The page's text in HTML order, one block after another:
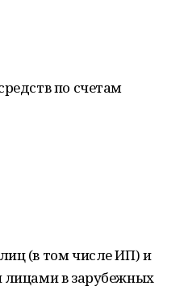
по счетам
(в том числе ИП) и
лицами в зарубежных